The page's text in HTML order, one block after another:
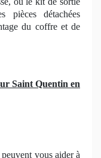
pièces détachées
du coffre et de
Saint Quentin en
vous aider à